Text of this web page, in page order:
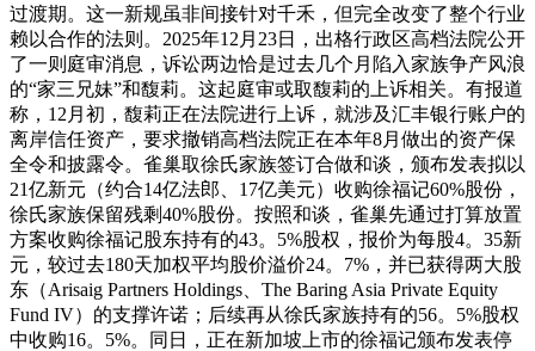
过渡期。这一新规虽非间接针对千禾，但完全改变了整个行业
赖以合作的法则。2025年12月23日，出格行政区高档法院公开
了一则庭审消息，诉讼两边恰是过去几个月陷入家族争产风浪
的“家三兄妹”和馥莉。这起庭审或取馥莉的上诉相关。有报道
称，12月初，馥莉正在法院进行上诉，就涉及汇丰银行账户的
离岸信任资产，要求撤销高档法院正在本年8月做出的资产保
全令和披露令。雀巢取徐氏家族签订合做和谈，颁布发表拟以
21亿新元（约合14亿法郎、17亿美元）收购徐福记60%股份，
徐氏家族保留残剩40%股份。按照和谈，雀巢先通过打算放置
方案收购徐福记股东持有的43。5%股权，报价为每股4。35新
元，较过去180天加权平均股价溢价24。7%，并已获得两大股
东（Arisaig Partners Holdings、The Baring Asia Private Equity
Fund IV）的支撑许诺；后续再从徐氏家族持有的56。5%股权
中收购16。5%。同日，正在新加坡上市的徐福记颁布发表停